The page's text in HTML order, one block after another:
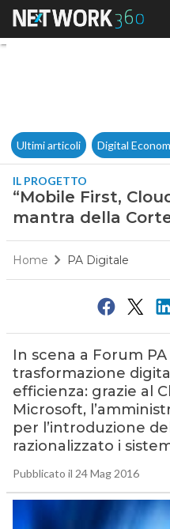
Ultimi articoli Digital
IL PROGETTO
“Mobile First,
mantra della
Home PA Digitale
In scena a Forum
trasformazione
efficienza: grazie al
Microsoft,
per l’introduzione
razionalizzato i
Pubblicato il 24 Mag 2016